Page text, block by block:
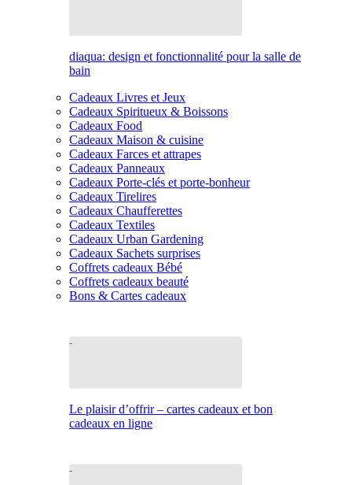
diaqua: design et fonctionnalité pour la salle de
bain
Cadeaux Livres et Jeux
Cadeaux Spiritueux & Boissons
Cadeaux Food
Cadeaux Maison & cuisine
Cadeaux Farces et attrapes
Cadeaux Panneaux
Cadeaux Porte-clés et porte-bonheur
Cadeaux Tirelires
Cadeaux Chaufferettes
Cadeaux Textiles
Cadeaux Urban Gardening
Cadeaux Sachets surprises
Coffrets cadeaux Bébé
Coffrets cadeaux beauté
Bons & Cartes cadeaux
Le plaisir d’offrir – cartes cadeaux et bon
cadeaux en ligne